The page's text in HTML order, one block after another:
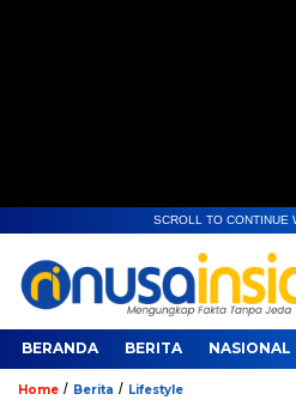
SCROLL TO CONTINUE
BERANDA BERITA NASIONAL
Home / Berita / Lifestyle